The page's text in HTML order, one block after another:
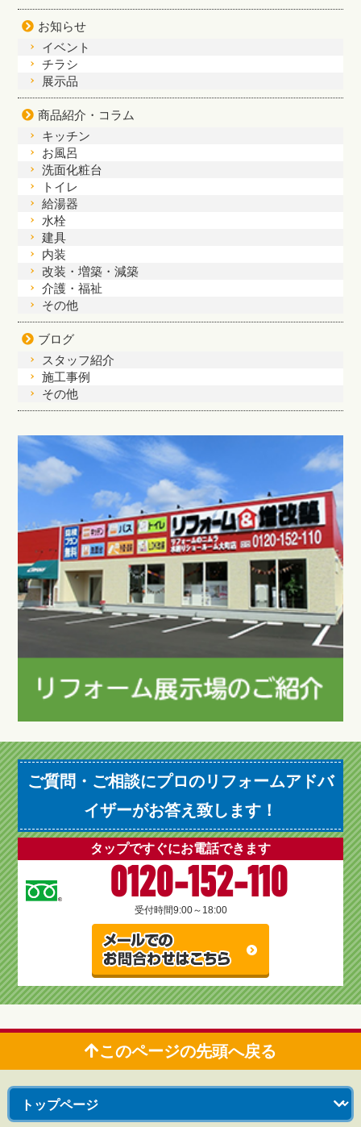
お知らせ
イベント
チラシ
展示品
商品紹介・コラム
キッチン
お風呂
洗面化粧台
トイレ
給湯器
水栓
建具
内装
改装・増築・減築
介護・福祉
その他
ブログ
スタッフ紹介
施工事例
その他
ご質問・ご相談にプロのリフォームアドバ
イザーがお答え致します！
タップですぐにお電話できます
0120-152-110
受付時間9:00～18:00
このページの先頭へ戻る